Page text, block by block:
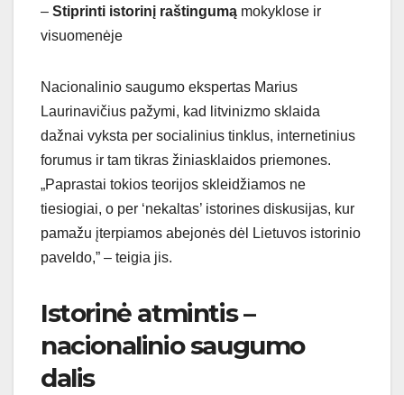
– Stiprinti istorinį raštingumą mokyklose ir
visuomenėje
Nacionalinio saugumo ekspertas Marius
Laurinavičius pažymi, kad litvinizmo sklaida
dažnai vyksta per socialinius tinklus, internetinius
forumus ir tam tikras žiniasklaidos priemones.
„Paprastai tokios teorijos skleidžiamos ne
tiesiogiai, o per ‘nekaltas’ istorines diskusijas, kur
pamažu įterpiamos abejonės dėl Lietuvos istorinio
paveldo,” – teigia jis.
Istorinė atmintis –
nacionalinio saugumo
dalis